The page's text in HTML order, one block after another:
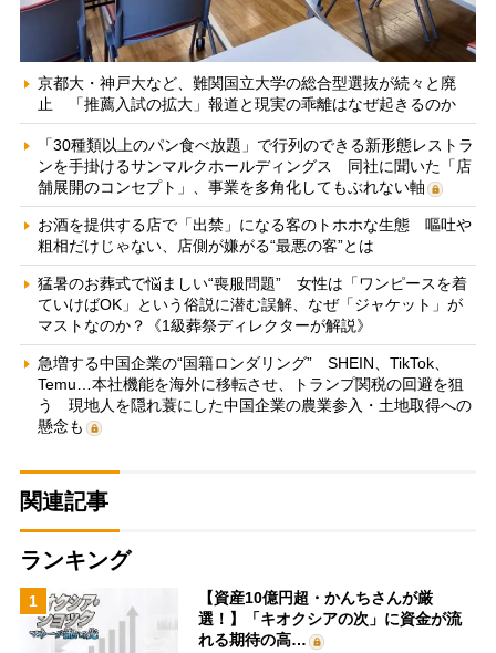
京都大・神戸大など、難関国立大学の総合型選抜が続々と廃
止 「推薦入試の拡大」報道と現実の乖離はなぜ起きるのか
「30種類以上のパン食べ放題」で行列のできる新形態レストラ
ンを手掛けるサンマルクホールディングス 同社に聞いた「店
舗展開のコンセプト」、事業を多角化してもぶれない軸
お酒を提供する店で「出禁」になる客のトホホな生態 嘔吐や
粗相だけじゃない、店側が嫌がる“最悪の客”とは
猛暑のお葬式で悩ましい“喪服問題” 女性は「ワンピースを着
ていけばOK」という俗説に潜む誤解、なぜ「ジャケット」が
マストなのか？《1級葬祭ディレクターが解説》
急増する中国企業の“国籍ロンダリング” SHEIN、TikTok、
Temu…本社機能を海外に移転させ、トランプ関税の回避を狙
う 現地人を隠れ蓑にした中国企業の農業参入・土地取得への
懸念も
関連記事
ランキング
1
【資産10億円超・かんちさんが厳
選！】「キオクシアの次」に資金が流
れる期待の高…